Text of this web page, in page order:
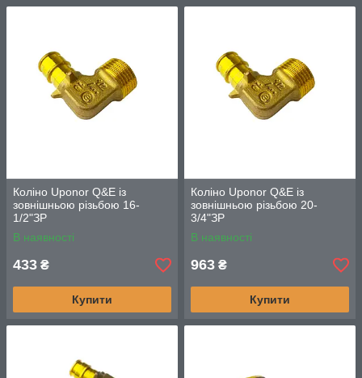
Коліно Uponor Q&E із
зовнішньою різьбою 16-
1/2"ЗР
В наявності
433 ₴
Купити
Коліно Uponor Q&E із
зовнішньою різьбою 20-
3/4"ЗР
В наявності
963 ₴
Купити